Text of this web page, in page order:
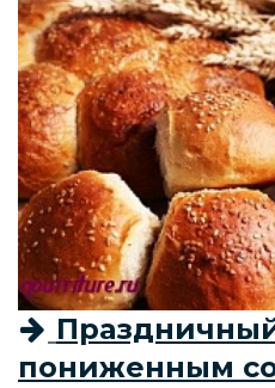
пониженным